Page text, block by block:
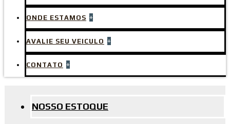
ONDE ESTAMOS +
AVALIE SEU VEICULO +
CONTATO +
NOSSO ESTOQUE